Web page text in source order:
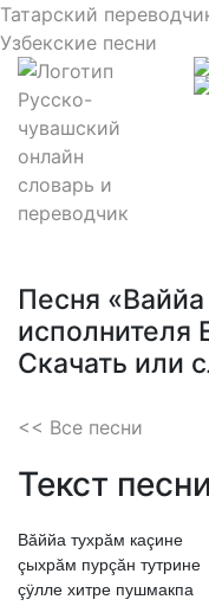
Татарский
Узбекские песни
Песня
исполнителя
Скачать или
<< Все песни
Текст
Вăййа тухрăм каçине
çыхрăм пурçăн тутрине
çÿлле хитре пушмакпа